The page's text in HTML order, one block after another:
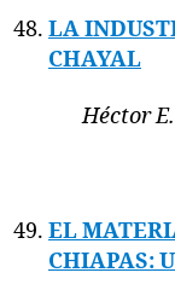
LA
CHAYAL
Héctor E.
EL
CHIAPAS: